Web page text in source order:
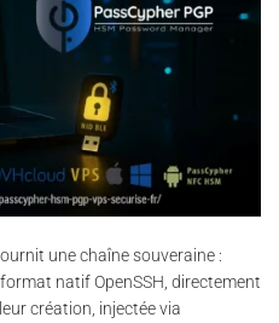
une chaîne souveraine :
natif OpenSSH, directement
création, injectée via